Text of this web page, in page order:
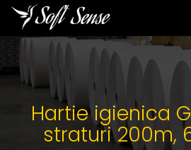
Hartie igienica
straturi 200m,